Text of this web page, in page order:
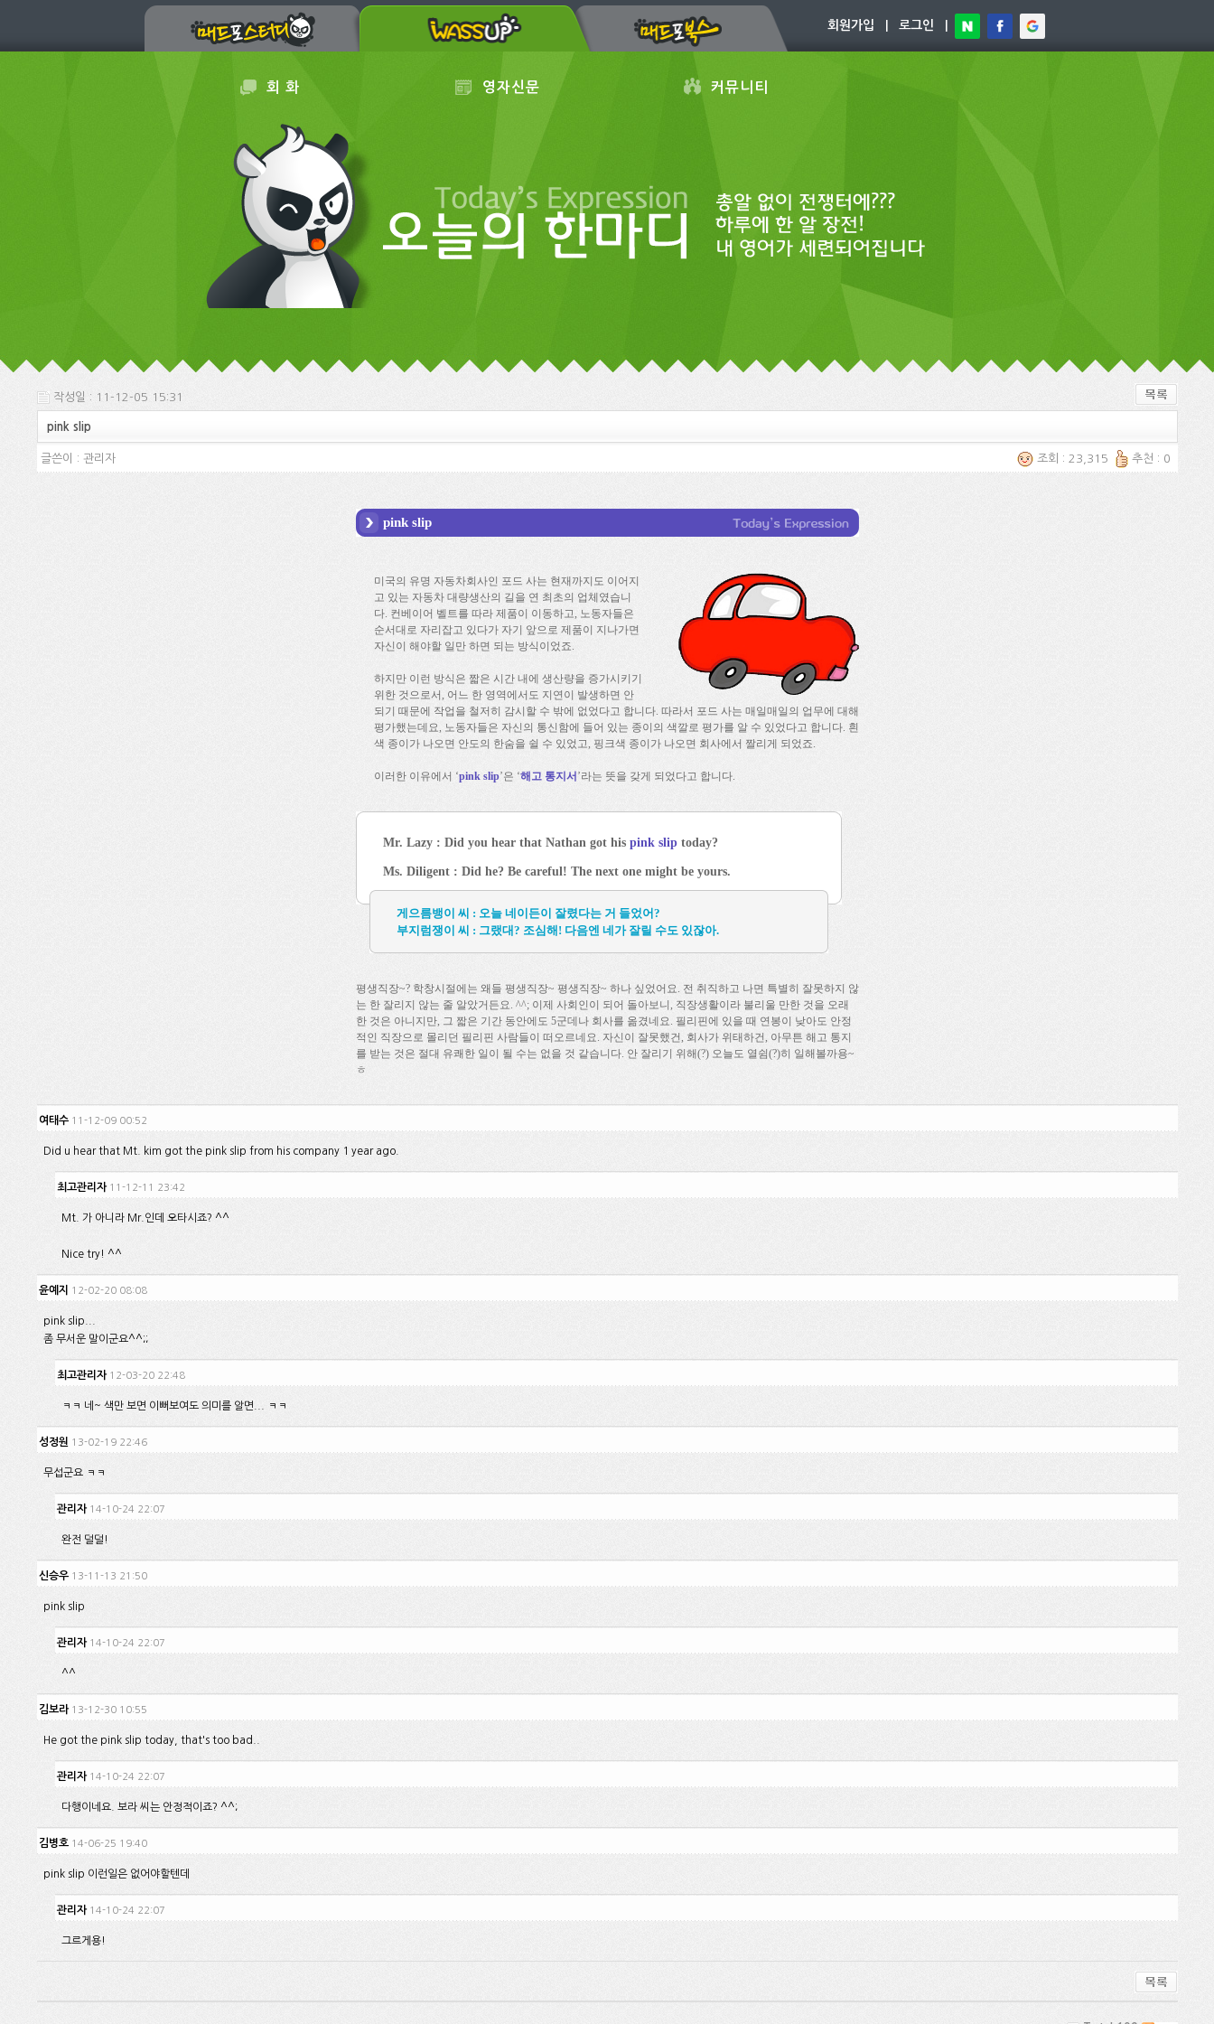
회원가입 로그인
회 화 영자신문 커뮤니티
작성일 : 11-12-05 15:31
pink slip
글쓴이 : 관리자 조회 : 23,315 추천 : 0
pink slip
미국의 유명 자동차회사인 포드 사는 현재까지도 이어지
고 있는 자동차 대량생산의 길을 연 최초의 업체였습니
다. 컨베이어 벨트를 따라 제품이 이동하고, 노동자들은
순서대로 자리잡고 있다가 자기 앞으로 제품이 지나가면
자신이 해야할 일만 하면 되는 방식이었죠.
하지만 이런 방식은 짧은 시간 내에 생산량을 증가시키기
위한 것으로서, 어느 한 영역에서도 지연이 발생하면 안
되기 때문에 작업을 철저히 감시할 수 밖에 없었다고 합니다. 따라서 포드 사는 매일매일의 업무에 대해
평가했는데요, 노동자들은 자신의 통신함에 들어 있는 종이의 색깔로 평가를 알 수 있었다고 합니다. 흰
색 종이가 나오면 안도의 한숨을 쉴 수 있었고, 핑크색 종이가 나오면 회사에서 짤리게 되었죠.
이러한 이유에서 ‘pink slip’은 ‘해고 통지서 ’라는 뜻을 갖게 되었다고 합니다.
Mr. Lazy : Did you hear that Nathan got his pink sliptoday?
Ms. Diligent : Did he? Be careful! The next one might be yours.
게으름뱅이 씨 : 오늘 네이든이 잘렸다는 거 들었어?
부지럼쟁이 씨 : 그랬대? 조심해! 다음엔 네가 잘릴 수도 있잖아.
평생직장~? 학창시절에는 왜들 평생직장~ 평생직장~ 하나 싶었어요. 전 취직하고 나면 특별히 잘못하지 않
는 한 잘리지 않는 줄 알았거든요. ^^; 이제 사회인이 되어 돌아보니, 직장생활이라 불리울 만한 것을 오래
한 것은 아니지만, 그 짧은 기간 동안에도 5군데나 회사를 옮겼네요. 필리핀에 있을 때 연봉이 낮아도 안정
적인 직장으로 몰리던 필리핀 사람들이 떠오르네요. 자신이 잘못했건, 회사가 위태하건, 아무튼 해고 통지
를 받는 것은 절대 유쾌한 일이 될 수는 없을 것 같습니다. 안 잘리기 위해(?) 오늘도 열쉼(?)히 일해볼까용~
ㅎ
여태수 11-12-09 00:52
Did u hear that Mt. kim got the pink slip from his company 1 year ago.
최고관리자 11-12-11 23:42
Mt. 가 아니라 Mr.인데 오타시죠? ^^
Nice try! ^^
윤예지 12-02-20 08:08
pink slip...
좀 무서운 말이군요^^;;
최고관리자 12-03-20 22:48
ㅋㅋ 네~ 색만 보면 이뻐보여도 의미를 알면... ㅋㅋ
성정원 13-02-19 22:46
무섭군요 ㅋㅋ
관리자 14-10-24 22:07
완전 덜덜!
신승우 13-11-13 21:50
pink slip
관리자 14-10-24 22:07
^^
김보라 13-12-30 10:55
He got the pink slip today, that's too bad..
관리자 14-10-24 22:07
다행이네요. 보라 씨는 안정적이죠? ^^;
김병호 14-06-25 19:40
pink slip 이런일은 없어야할텐데
관리자 14-10-24 22:07
그르게용!